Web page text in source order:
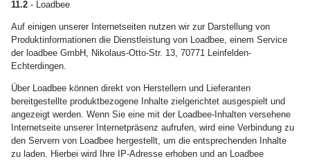
11.2 - Loadbee
Auf einigen unserer Internetseiten nutzen wir zur Darstellung von
Produktinformationen die Dienstleistung von Loadbee, einem Service
der loadbee GmbH, Nikolaus-Otto-Str. 13, 70771 Leinfelden-
Echterdingen.
Über Loadbee können direkt von Herstellern und Lieferanten
bereitgestellte produktbezogene Inhalte zielgerichtet ausgespielt und
angezeigt werden. Wenn Sie eine mit der Loadbee-Inhalten versehene
Internetseite unserer Internetpräsenz aufrufen, wird eine Verbindung zu
den Servern von Loadbee hergestellt, um die entsprechenden Inhalte
zu laden. Hierbei wird Ihre IP-Adresse erhoben und an Loadbee